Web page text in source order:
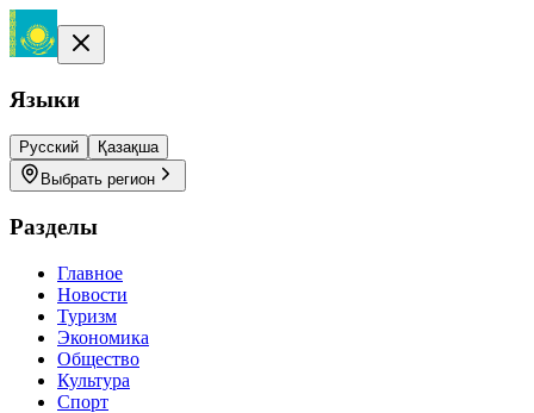
Языки
Русский
Қазақша
Выбрать регион
Разделы
Главное
Новости
Туризм
Экономика
Общество
Культура
Спорт